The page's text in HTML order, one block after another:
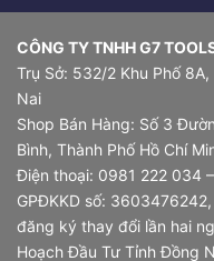
CÔNG TY TNHH G7
Trụ Sở: 532/2 Khu Phố
Nai
Shop Bán Hàng: Số 3
Bình, Thành Phố Hồ Chí
Điện thoại: 0981 222 034
GPĐKKD số:
đăng ký thay đổi lần hai
Hoạch Đầu Tư Tỉnh Đồng